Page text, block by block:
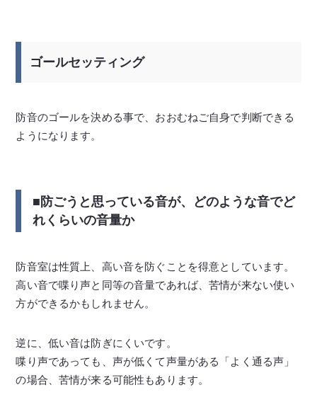
ゴールセッティング
防音のゴールを決める事で、おおむねご自身で判断できる
ようになります。
■防ごうと思っている音が、どのような音でど
れくらいの音量か
防音室は性質上、高い音を防ぐことを得意としています。
高い音で喋り声と同等の音量であれば、苦情が来ない使い
方ができるかもしれません。
逆に、低い音は防ぎにくいです。
喋り声であっても、声が低くて声量がある「よく通る声」
の場合、苦情が来る可能性もあります。